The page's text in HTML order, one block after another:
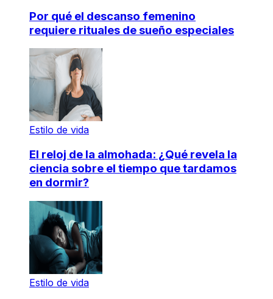
Por qué el descanso femenino
requiere rituales de sueño especiales
Estilo de vida
El reloj de la almohada: ¿Qué revela la
ciencia sobre el tiempo que tardamos
en dormir?
Estilo de vida